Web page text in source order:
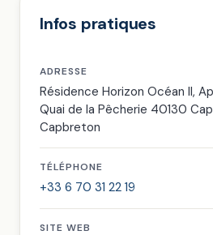
Infos pratiques
ADRESSE
Résidence Horizon Océan II,
Quai de la Pêcherie 40130
Capbreton
TÉLÉPHONE
+33 6 70 31 22 19
SITE WEB